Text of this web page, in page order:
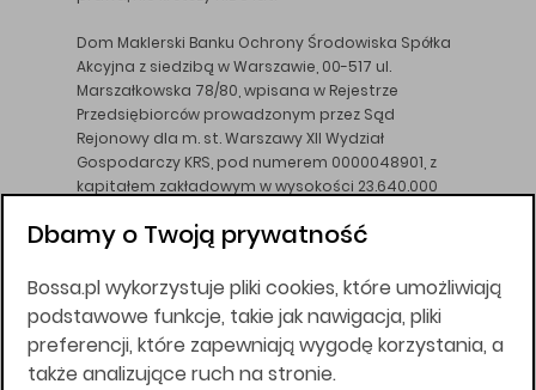
Dom Maklerski Banku Ochrony Środowiska Spółka
Akcyjna z siedzibą w Warszawie, 00-517 ul.
Marszałkowska 78/80, wpisana w Rejestrze
Przedsiębiorców prowadzonym przez Sąd
Rejonowy dla m. st. Warszawy XII Wydział
Gospodarczy KRS, pod numerem 0000048901, z
kapitałem zakładowym w wysokości 23.640.000
DM BOŚ działa na podstawie zezwolenia KNF z dnia
Wszelkie informacje na niniejszej stronie w tym
informacje o produktach inwestycyjnych nie są
kierowane do osób mających miejsce
zamieszkania lub pobytu w Stanach
Dbamy o Twoją prywatność
Bossa.pl wykorzystuje pliki cookies, które umożliwiają
podstawowe funkcje, takie jak nawigacja, pliki
preferencji, które zapewniają wygodę korzystania, a
także analizujące ruch na stronie.